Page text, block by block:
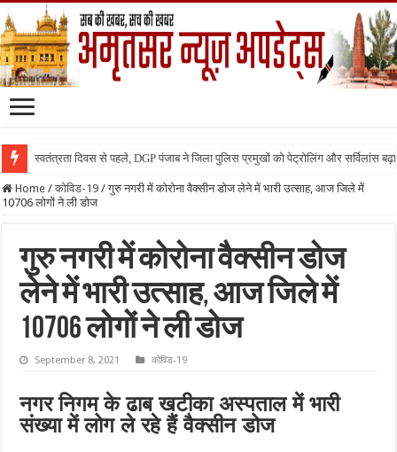
स्वतंत्रता दिवस से पहले, DGP पंजाब ने जिला पुलिस प्रमुखों को पेट्रोलिंग और सर्विलांस
Home / कोविड-19 / गुरु नगरी में कोरोना वैक्सीन डोज लेने में भारी उत्साह, आज जिले में
10706 लोगों ने ली डोज
गुरु नगरी में कोरोना वैक्सीन डोज
लेने में भारी उत्साह, आज जिले में
10706 लोगों ने ली डोज
September 8, 2021 कोविड-19
नगर निगम के ढाब खटीका अस्पताल में भारी
संख्या में लोग ले रहे हैं वैक्सीन डोज